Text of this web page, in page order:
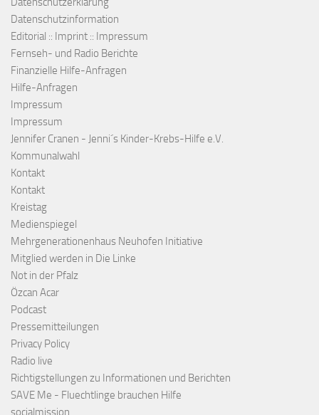
Datenschutzinformation
Editorial :: Imprint :: Impressum
Fernseh- und Radio Berichte
Finanzielle Hilfe-Anfragen
Hilfe-Anfragen
Impressum
Impressum
Jennifer Cranen - Jenni´s Kinder-Krebs-Hilfe e.V.
Kommunalwahl
Kontakt
Kontakt
Kreistag
Medienspiegel
Mehrgenerationenhaus Neuhofen Initiative
Mitglied werden in Die Linke
Not in der Pfalz
Özcan Acar
Podcast
Pressemitteilungen
Privacy Policy
Radio live
Richtigstellungen zu Informationen und Berichten
SAVE Me - Fluechtlinge brauchen Hilfe
socialmission